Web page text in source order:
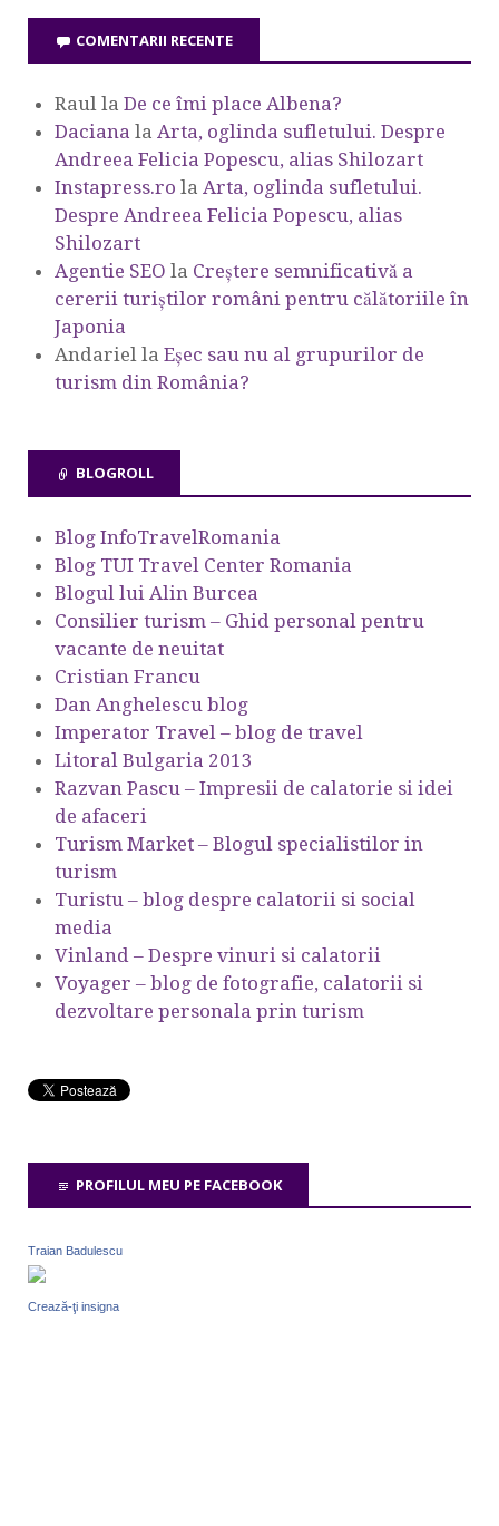
COMENTARII RECENTE
Raul la De ce îmi place Albena?
Daciana la Arta, oglinda sufletului. Despre
Andreea Felicia Popescu, alias Shilozart
Instapress.ro la Arta, oglinda sufletului.
Despre Andreea Felicia Popescu, alias
Shilozart
Agentie SEO la Creștere semnificativă a
cererii turiștilor români pentru călătoriile în
Japonia
Andariel la Eşec sau nu al grupurilor de
turism din România?
BLOGROLL
Blog InfoTravelRomania
Blog TUI Travel Center Romania
Blogul lui Alin Burcea
Consilier turism – Ghid personal pentru
vacante de neuitat
Cristian Francu
Dan Anghelescu blog
Imperator Travel – blog de travel
Litoral Bulgaria 2013
Razvan Pascu – Impresii de calatorie si idei
de afaceri
Turism Market – Blogul specialistilor in
turism
Turistu – blog despre calatorii si social
media
Vinland – Despre vinuri si calatorii
Voyager – blog de fotografie, calatorii si
dezvoltare personala prin turism
PROFILUL MEU PE FACEBOOK
Traian Badulescu
Crează-ţi insigna